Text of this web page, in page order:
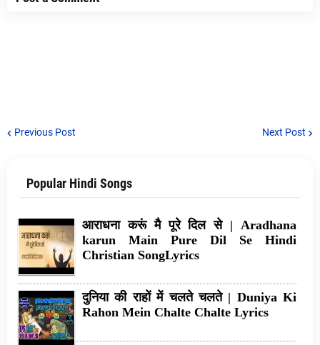
Previous Post Next Post
Popular Hindi Songs
आराधना करूं मै पूरे दिल से | Aradhana
karun Main Pure Dil Se Hindi
Christian SongLyrics
दुनिया की राहों में चलते चलते | Duniya Ki
Rahon Mein Chalte Chalte Lyrics